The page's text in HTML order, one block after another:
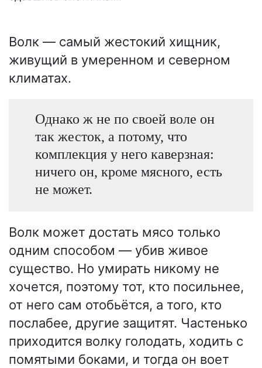
Волк — самый жестокий хищник,
живущий в умеренном и северном
климатах.
Однако ж не по своей воле он
так жесток, а потому, что
комплекция у него каверзная:
ничего он, кроме мясного, есть
не может.
Волк может достать мясо только
одним способом — убив живое
существо. Но умирать никому не
хочется, поэтому тот, кто посильнее,
от него сам отобьётся, а того, кто
послабее, другие защитят. Частенько
приходится волку голодать, ходить с
помятыми боками, и тогда он воет